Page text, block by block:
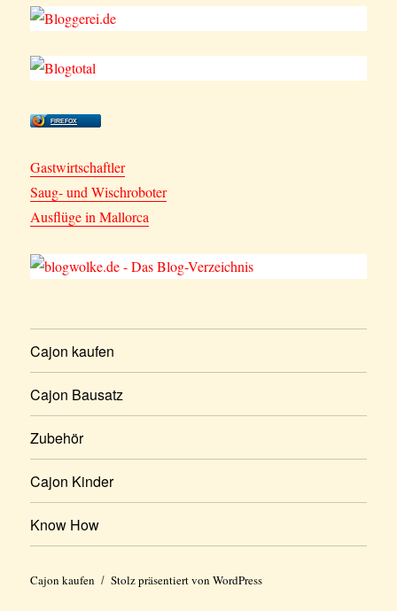
FIREFOX
Gastwirtschaftler
Saug- und Wischroboter
Ausflüge in Mallorca
Cajon kaufen
Cajon Bausatz
Zubehör
Cajon Kinder
Know How
Cajon kaufen Stolz präsentiert von WordPress